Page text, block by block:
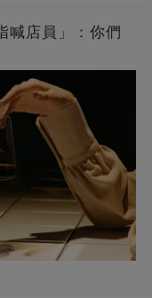
喊店員」：你們